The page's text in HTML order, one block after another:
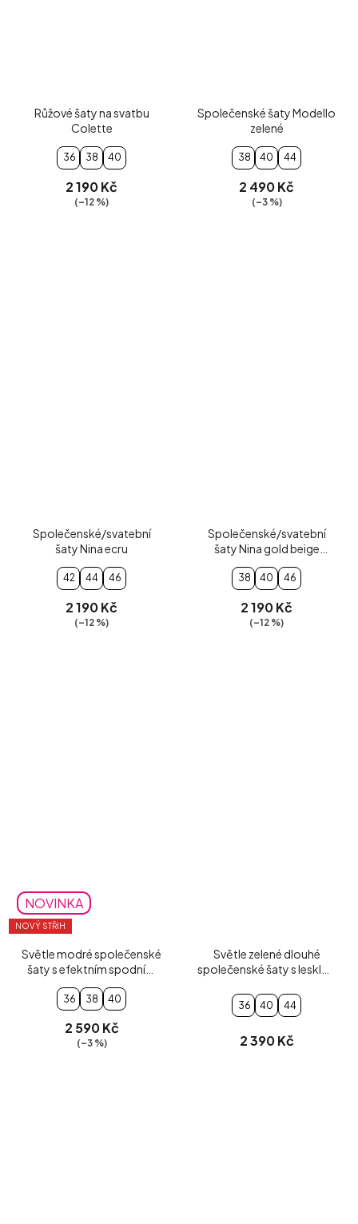
Růžové šaty na svatbu
Colette
36 38 40
2 190 Kč
(–12 %)
Společenské šaty Modello
zelené
38 40 44
2 490 Kč
(–3 %)
Společenské/svatební
šaty Nina ecru
42 44 46
2 190 Kč
(–12 %)
Společenské/svatební
šaty Nina gold beige
glossy
38 40 46
2 190 Kč
(–12 %)
NOVINKA
NOVÝ STŘIH
Světle modré společenské
šaty s efektním spodním
volánem
36 38 40
2 590 Kč
(–3 %)
Světle zelené dlouhé
společenské šaty s lesklou
36 40 44
2 390 Kč